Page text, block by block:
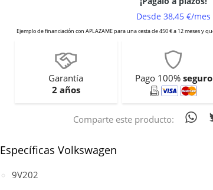
Garantía
2 años
Pago 100% seguro
Comparte este producto:
Específicas Volkswagen
9V202